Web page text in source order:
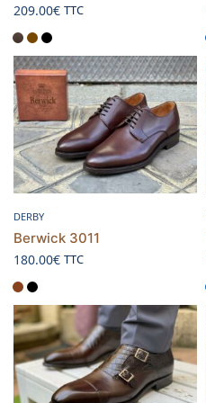
209.00€ TTC
DERBY
Berwick 3011
180.00€ TTC